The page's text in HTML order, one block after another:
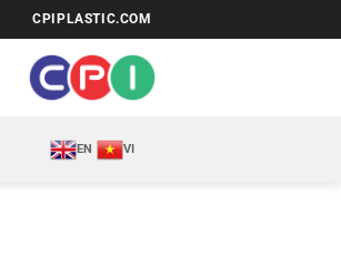
CPIPLASTIC.COM
EN VI